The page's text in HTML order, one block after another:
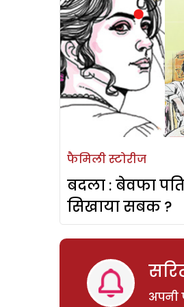
फैमिली स्टोरीज
बदला : बेवफा
सिखाया सबक ?
अपनी